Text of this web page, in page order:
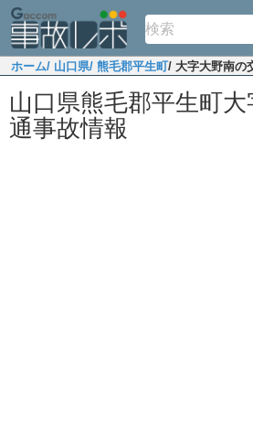
ホーム/ 山口県/ 熊毛郡平生町/ 大字大野南の
山口県熊毛郡平生町
通事故情報